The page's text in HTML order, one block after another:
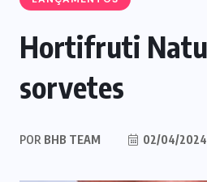
Hortifruti
sorvetes
POR BHB TEAM 02/04/2024